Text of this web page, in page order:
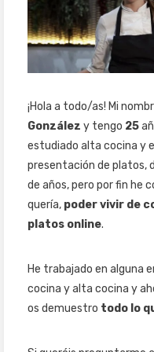
¡Hola a todo/as! Mi
González y tengo 25
estudiado alta cocina y
presentación de platos,
de años, pero por fin he
quería, poder vivir de
platos online.
He trabajado en alguna
cocina y alta cocina y
os demuestro todo lo